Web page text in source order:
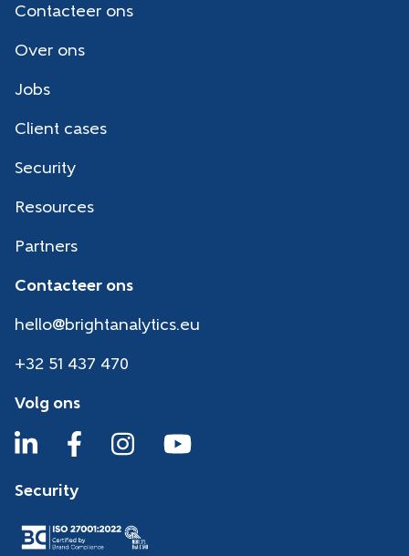
Contacteer ons
Over ons
Jobs
Client cases
Security
Resources
Partners
Contacteer ons
hello@brightanalytics.eu
+32 51 437 470
Volg ons
Security